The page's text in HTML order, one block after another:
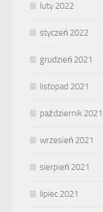
luty 2022
styczeń 2022
grudzień 2021
listopad 2021
październik 2021
wrzesień 2021
sierpień 2021
lipiec 2021